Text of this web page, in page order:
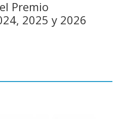
Premio
2025 y 2026